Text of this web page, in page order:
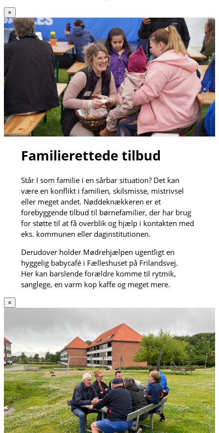
×
Familierettede tilbud
Står I som familie i en sårbar situation? Det kan
være en konflikt i familien, skilsmisse, mistrivsel
eller meget andet. Nøddeknækkeren er et
forebyggende tilbud til børnefamilier, der har brug
for støtte til at få overblik og hjælp i kontakten med
eks. kommunen eller daginstitutionen.
Derudover holder Mødrehjælpen ugentligt en
hyggelig babycafé i Fælleshuset på Frilandsvej.
Her kan barslende forældre komme til rytmik,
sanglege, en varm kop kaffe og meget mere.
×